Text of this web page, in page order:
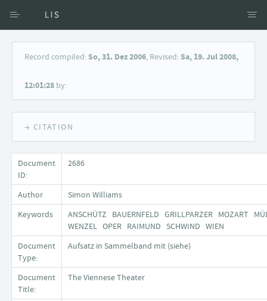
Access via Author
Keyword Search
Record compiled:So, 31. Dez 2006, Revised:Sa, 19. Jul 2008,
12:01:28 by:
→ CITATION
Document
ID:
2686
Author
Simon Williams
Keywords
ANSCHÜTZ BAUERNFELD GRILLPARZER MOZART
WENZEL OPER RAIMUND SCHWIND WIEN
Document
Type:
Aufsatz in Sammelband mit (siehe)
Document
Title:
The Viennese Theater